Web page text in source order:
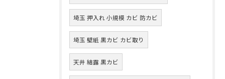
埼玉 押入れ 小規模 カビ 防カビ
埼玉 壁紙 黒カビ カビ取り
天井 結露 黒カビ